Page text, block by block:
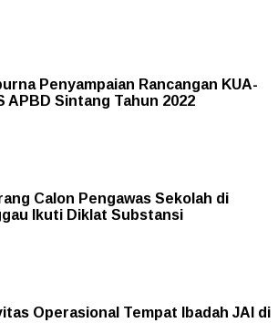
Penyampaian Rancangan KUA-
APBD Sintang Tahun 2022
Calon Pengawas Sekolah di
Ikuti Diklat Substansi
Operasional Tempat Ibadah JAI di